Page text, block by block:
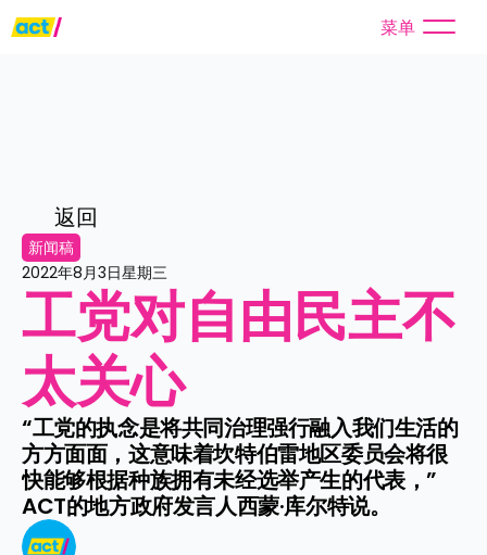
菜单
返回
新闻稿
2022年8月3日星期三
工党对自由民主不
太关心
“工党的执念是将共同治理强行融入我们生活的
方方面面，这意味着坎特伯雷地区委员会将很
快能够根据种族拥有未经选举产生的代表，”
ACT的地方政府发言人西蒙·库尔特说。